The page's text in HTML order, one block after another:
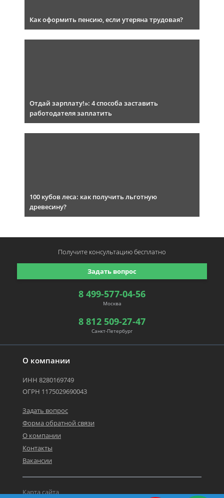
Как оформить пенсию, если утеряна трудовая?
Отдай зарплату!»: 4 способа заставить
работодателя заплатить
100 кубов леса: как получить льготную
древесину?
О компании
ИНН 8280169749
ОГРН 1175029690043
Задать вопрос
Форма обратной связи
О компании
Контакты
Вакансии
Карта сайта
8 499-577-04-56
Москва
8 812 509-27-47
Санкт-Петербург
Задать вопрос
Получите консультациюбесплатно